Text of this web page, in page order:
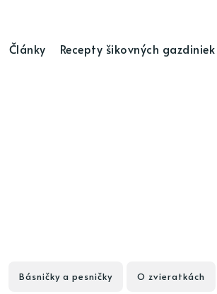
Články Recepty šikovných gazdiniek
Básničky a pesničky O zvieratkách